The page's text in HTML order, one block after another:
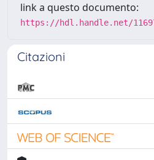
link a questo documento:
https://hdl.handle.net/
Citazioni